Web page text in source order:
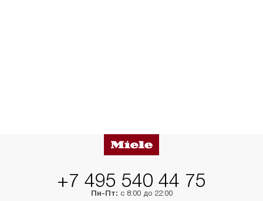
+7 495 540 44 75
Пн-Пт: с 8:00 до 22:00